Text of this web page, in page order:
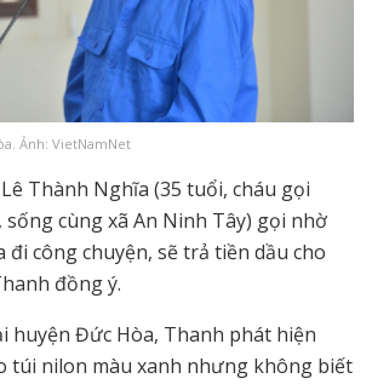
Ảnh: VietNamNet
Thành Nghĩa (35 tuổi, cháu gọi
cùng xã An Ninh Tây) gọi nhờ
đi công chuyện, sẽ trả tiền dầu cho
đồng ý.
huyện Đức Hòa, Thanh phát hiện
túi nilon màu xanh nhưng không biết